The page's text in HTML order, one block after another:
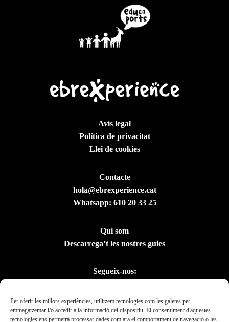
Per oferir les millors experiències, utilitzem tecnologies com les galetes per
emmagatzemar i/o accedir a la informació del dispositiu. El consentiment d'aquestes
tecnologies ens permetrà processar dades com ara el comportament de navegació o les
Avís legal
Política de privacitat
Llei de cookies
Contacte
hola@ebrexperience.cat
Whatsapp: 610 20 33 25
Qui som
Descarrega’t les nostres guies
Segueix-nos: